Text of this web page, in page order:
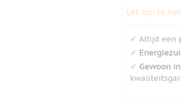
Let op: Je
✔ Altijd een
✔
✔ Gewoon